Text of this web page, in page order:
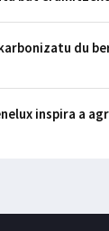
du
inspira a